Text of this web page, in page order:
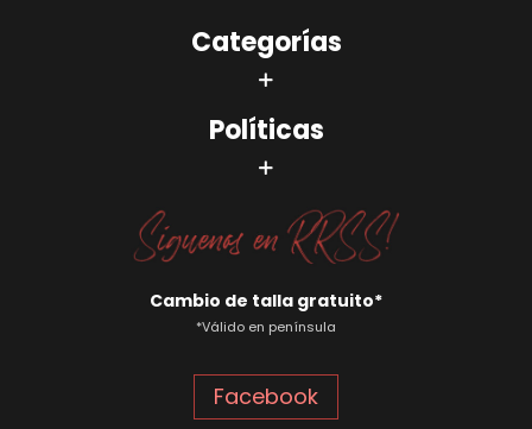
Categorías
Políticas
Cambio de talla gratuito*
*Válido en península
Facebook